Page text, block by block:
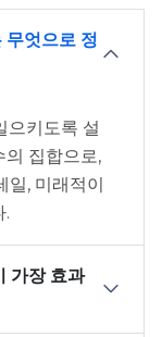
엇으로 정
으키도록 설
의 집합으로,
일, 미래적이
.
가장 효과